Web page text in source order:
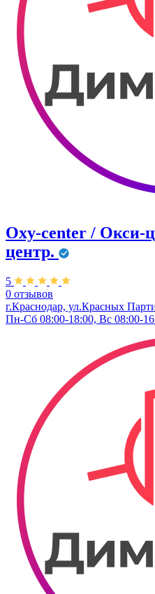
Oxy-center / Окси-
центр.
5
0 отзывов
г.Краснодар, ул.Красных
Пн-Сб 08:00-18:00, Вс 08:00-